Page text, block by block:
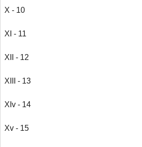
X - 10
XI - 11
XII - 12
XIII - 13
XIv - 14
Xv - 15